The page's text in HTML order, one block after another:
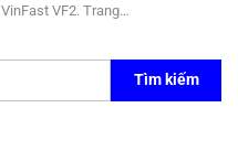
VinFast VF2. Trang…
Tìm kiếm